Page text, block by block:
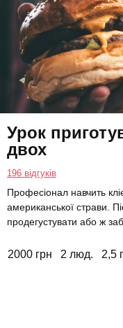
Урок
двох
196 відгуків
Професіонал навчить
американської страви.
продегустувати або ж
2000 грн 2 люд. 2,5